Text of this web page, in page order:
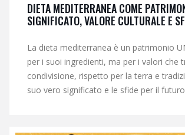
DIETA MEDITERRANEA COME
SIGNIFICATO, VALORE CULTURALE E
La dieta mediterranea è un patrimonio
per i suoi ingredienti, ma per i valori che
condivisione, rispetto per la terra e
suo vero significato e le sfide per il